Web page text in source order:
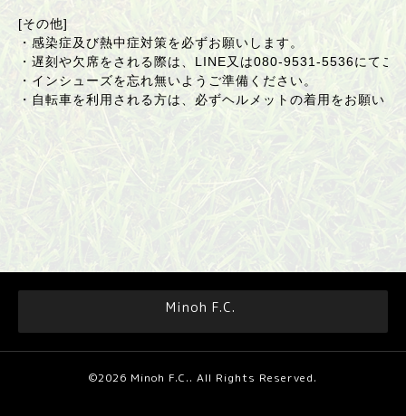
[その他]
・感染症及び熱中症対策を必ずお願いします。
・遅刻や欠席をされる際は、LINE又は080-9531-5536にてご
・インシューズを忘れ無いようご準備ください。
・自転車を利用される方は、必ずヘルメットの着用をお願いし
Minoh F.C.
©2026 Minoh F.C.. All Rights Reserved.